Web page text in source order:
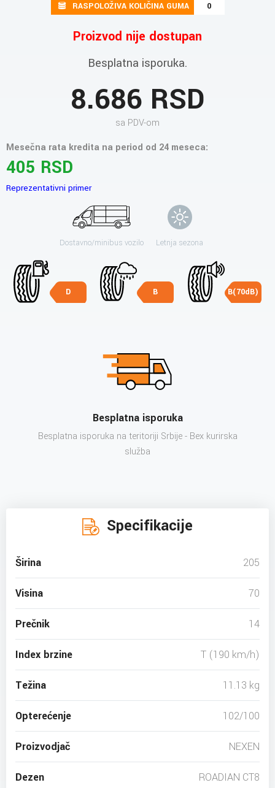
RASPOLOŽIVA KOLIČINA GUMA 0
Proizvod nije dostupan
Besplatna isporuka.
8.686 RSD
sa PDV-om
Mesečna rata kredita na period od 24 meseca:
405 RSD
Reprezentativni primer
Dostavno/minibus vozilo Letnja sezona
D B B(70dB)
Besplatna isporuka
Besplatna isporuka na teritoriji Srbije - Bex kurirska
služba
Specifikacije
Širina 205
Visina 70
Prečnik 14
Index brzine T (190 km/h)
Težina 11.13 kg
Opterećenje 102/100
Proizvodjač NEXEN
Dezen ROADIAN CT8